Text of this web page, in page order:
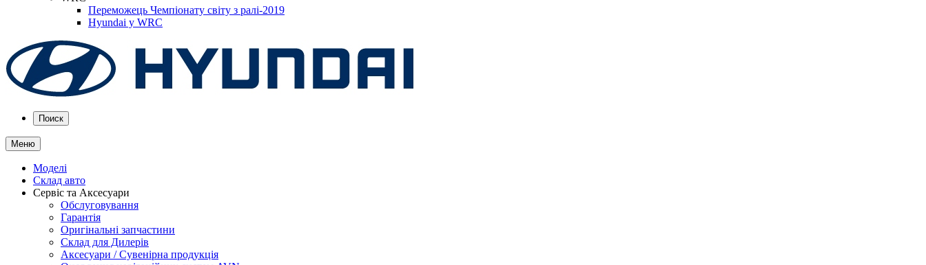
Переможець Чемпіонату світу з ралі-2019
Hyundai у WRC
Поиск
Меню
Моделі
Склад авто
Сервіс та Аксесуари
Обслуговування
Гарантія
Оригінальні запчастини
Склад для Дилерів
Аксесуари / Сувенірна продукція